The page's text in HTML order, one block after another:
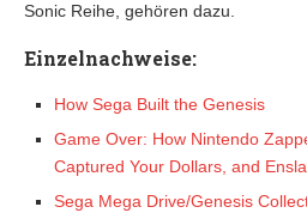
Sonic Reihe, gehören dazu.
Einzelnachweise:
How Sega Built the Genesis
Game Over: How Nintendo
Captured Your Dollars, and
Sega Mega Drive/Genesis